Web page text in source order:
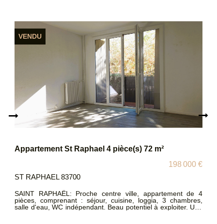
de 4
257
SAINT RAPHAEL 83700
Dans une résidence récente et de qualité,
beau T2 idéalement situé à proximité du centre-ville
toutes les commodités accessibles à pieds. Un hall spacieux